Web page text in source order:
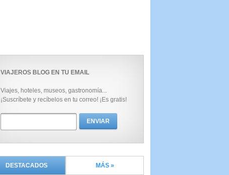
VIAJEROS BLOG EN TU EMAIL
Viajes, hoteles, museos, gastronomía...
¡Suscríbete y recíbelos en tu correo! ¡Es gratis!
DESTACADOS MÁS »